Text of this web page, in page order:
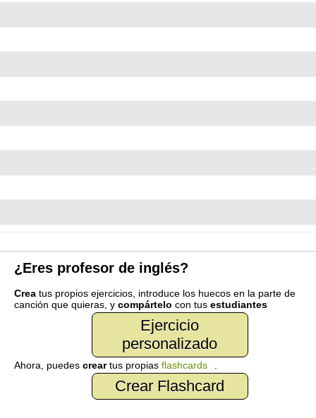
¿Eres profesor de inglés?
Creatus propios ejercicios, introduce los huecos en la parte de
canción que quieras, y compártelo con tus estudiantes
Ejercicio
personalizado
Ahora, puedes creartus propias flashcards
Crear Flashcard